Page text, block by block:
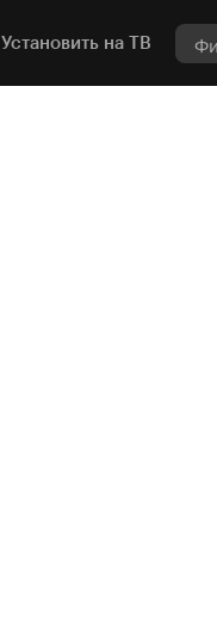
Установить на ТВ